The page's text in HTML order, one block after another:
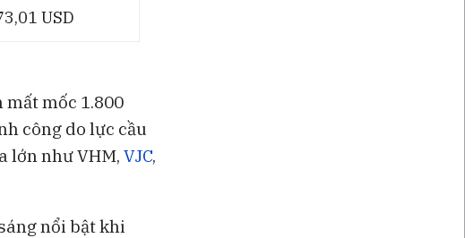
USD
mốc 1.800
công do lực cầu
lớn như VHM, VJC,
nổi bật khi